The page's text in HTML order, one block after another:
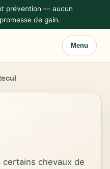
prévention — aucun
de gain.
Menu
chevaux de